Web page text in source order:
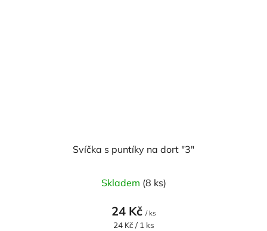
Svíčka s puntíky na dort "3"
Skladem (8 ks)
24 Kč / ks
Měrná
24 Kč / 1 ks